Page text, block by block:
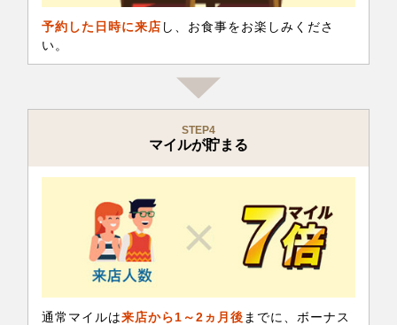
予約した日時に来店 し、お食事をお楽しみくださ
い。
STEP4
マイルが貯まる
通常マイルは来店から1～2ヵ月後 までに、ボーナス